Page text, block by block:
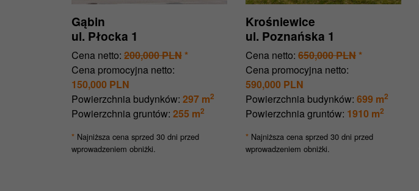
Gąbin
ul. Płocka 1
Cena netto: 200,000 PLN*
Cena promocyjna netto:
150,000 PLN
Powierzchnia budynków: 297 m2
Powierzchnia gruntów: 255 m2
* Najniższa cena sprzed 30 dni przed
wprowadzeniem obniżki.
Krośniewice
ul. Poznańska 1
Cena netto: 650,000 PLN*
Cena promocyjna netto:
590,000 PLN
Powierzchnia budynków: 699 m2
Powierzchnia gruntów: 1910 m2
* Najniższa cena sprzed 30 dni przed
wprowadzeniem obniżki.